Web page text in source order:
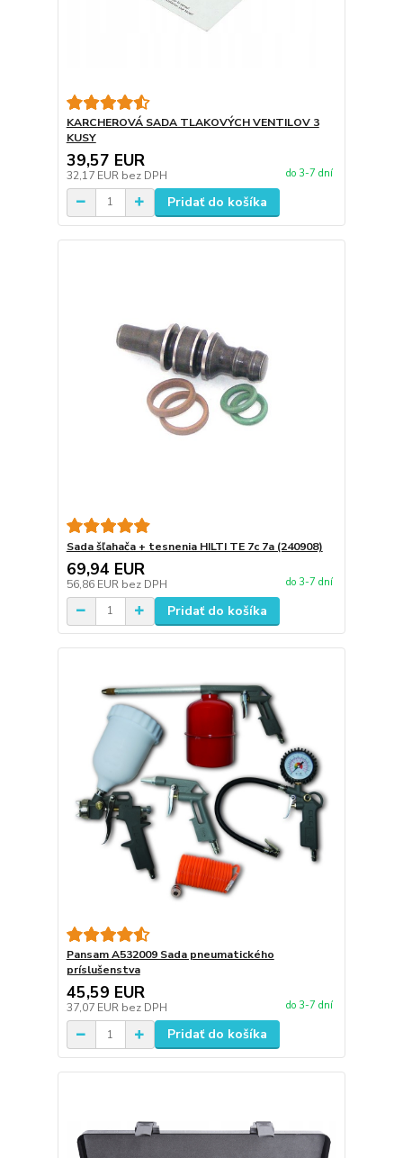
KARCHEROVÁ SADA TLAKOVÝCH VENTILOV 3
KUSY
39,57 EUR
32,17 EUR bez DPH do 3-7 dní
Pridať do košíka
Sada šľahača + tesnenia HILTI TE 7c 7a (240908)
69,94 EUR
56,86 EUR bez DPH do 3-7 dní
Pridať do košíka
Pansam A532009 Sada pneumatického
príslušenstva
45,59 EUR
37,07 EUR bez DPH do 3-7 dní
Pridať do košíka